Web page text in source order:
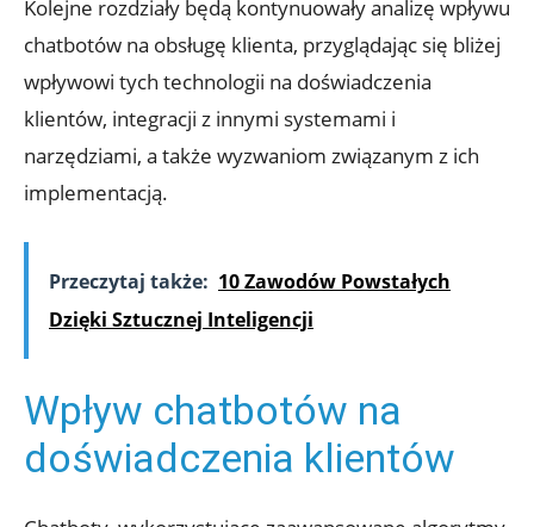
Kolejne rozdziały będą kontynuowały analizę wpływu
chatbotów na obsługę klienta, przyglądając się bliżej
wpływowi tych technologii na doświadczenia
klientów, integracji z innymi systemami i
narzędziami, a także wyzwaniom związanym z ich
implementacją.
Przeczytaj także: 10 Zawodów Powstałych
Dzięki Sztucznej Inteligencji
Wpływ chatbotów na
doświadczenia klientów